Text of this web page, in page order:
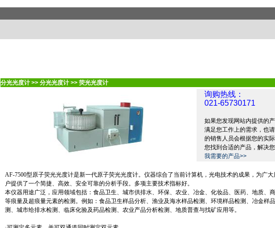
分光光度计 >> 分光光度计 >> 荧光光度计
询购热线：
021-65730171
如果您发现网站内提供的
满足您工作上的需求，也
的销售人员会根据您的实
您找到合适的产品，解决
我需要的产品>>
AF-7500型原子荧光光度计是新一代原子荧光光度计。仪器综合了当前计算机，光电技术的成果，为广大
户提供了一个简捷、高效、安全可靠的分析手段。多项主要技术指标好。
本仪器用途广泛，应用领域包括：食品卫生、城市供排水、环保、农业、冶金、化妆品、医药、地质、
等痕量及超痕量元素的检测。例如：食品卫生样品分析、渔业及海水样品检测、环境样品检测、冶金样
测、城市给排水检测、临床化验及药品检测、农业产品分析检测、地质普查与找矿应用等。